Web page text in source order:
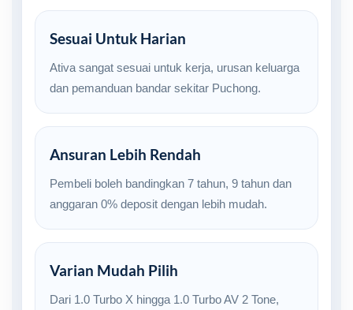
Sesuai Untuk Harian
Ativa sangat sesuai untuk kerja, urusan keluarga
dan pemanduan bandar sekitar Puchong.
Ansuran Lebih Rendah
Pembeli boleh bandingkan 7 tahun, 9 tahun dan
anggaran 0% deposit dengan lebih mudah.
Varian Mudah Pilih
Dari 1.0 Turbo X hingga 1.0 Turbo AV 2 Tone,